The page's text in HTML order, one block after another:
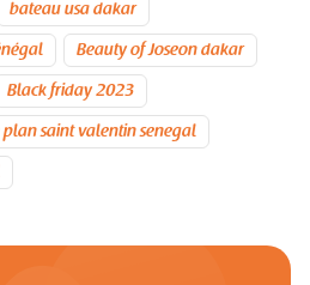
bateau usa dakar
Beauty of Joseon dakar
Black friday 2023
plan saint valentin senegal